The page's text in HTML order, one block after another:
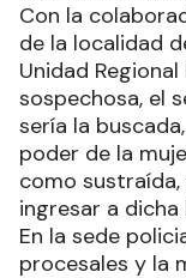
Con la
de la localidad
Unidad
sospechosa, el
sería la
poder de la
como
ingresar a dicha
En la sede
procesales y la